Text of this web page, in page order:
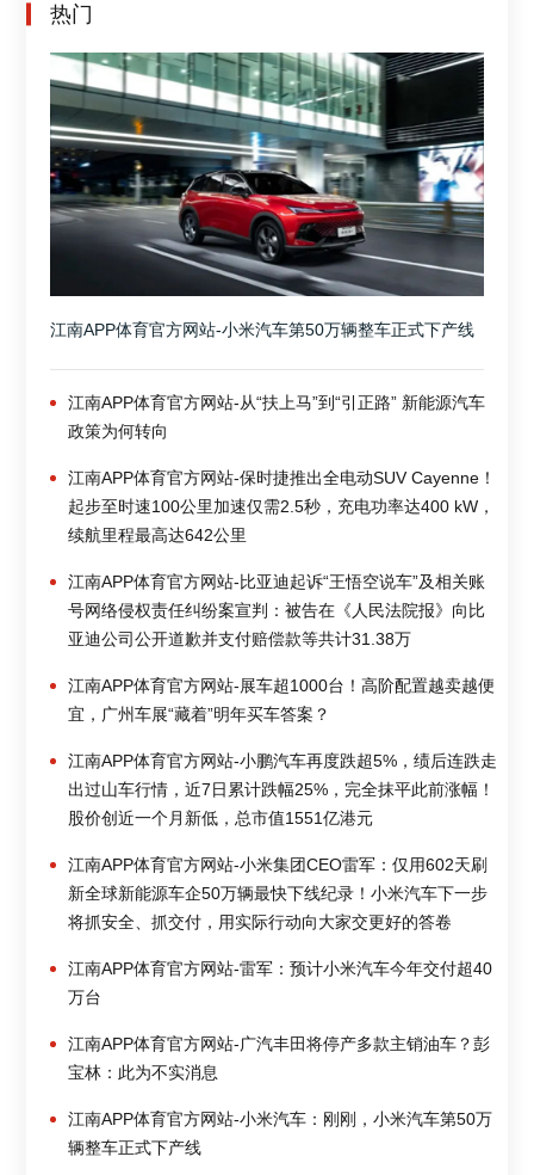
热门
江南APP体育官方网站-小米汽车第50万辆整车正式下产线
江南APP体育官方网站-从“扶上马”到“引正路” 新能源汽车
政策为何转向
江南APP体育官方网站-保时捷推出全电动SUV Cayenne！
起步至时速100公里加速仅需2.5秒，充电功率达400 kW，
续航里程最高达642公里
江南APP体育官方网站-比亚迪起诉“王悟空说车”及相关账
号网络侵权责任纠纷案宣判：被告在《人民法院报》向比
亚迪公司公开道歉并支付赔偿款等共计31.38万
江南APP体育官方网站-展车超1000台！高阶配置越卖越便
宜，广州车展“藏着”明年买车答案？
江南APP体育官方网站-小鹏汽车再度跌超5%，绩后连跌走
出过山车行情，近7日累计跌幅25%，完全抹平此前涨幅！
股价创近一个月新低，总市值1551亿港元
江南APP体育官方网站-小米集团CEO雷军：仅用602天刷
新全球新能源车企50万辆最快下线纪录！小米汽车下一步
将抓安全、抓交付，用实际行动向大家交更好的答卷
江南APP体育官方网站-雷军：预计小米汽车今年交付超40
万台
江南APP体育官方网站-广汽丰田将停产多款主销油车？彭
宝林：此为不实消息
江南APP体育官方网站-小米汽车：刚刚，小米汽车第50万
辆整车正式下产线